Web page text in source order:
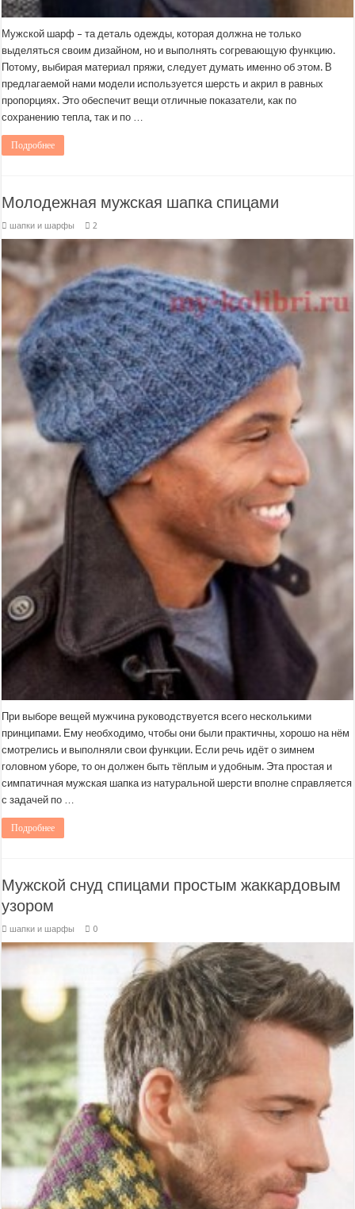
Мужской шарф – та деталь одежды, которая должна не только
выделяться своим дизайном, но и выполнять согревающую функцию.
Потому, выбирая материал пряжи, следует думать именно об этом. В
предлагаемой нами модели используется шерсть и акрил в равных
пропорциях. Это обеспечит вещи отличные показатели, как по
сохранению тепла, так и по …
Подробнее
Молодежная мужская шапка спицами
шапки и шарфы 2
При выборе вещей мужчина руководствуется всего несколькими
принципами. Ему необходимо, чтобы они были практичны, хорошо на нём
смотрелись и выполняли свои функции. Если речь идёт о зимнем
головном уборе, то он должен быть тёплым и удобным. Эта простая и
симпатичная мужская шапка из натуральной шерсти вполне справляется
с задачей по …
Подробнее
Мужской снуд спицами простым жаккардовым
узором
шапки и шарфы 0